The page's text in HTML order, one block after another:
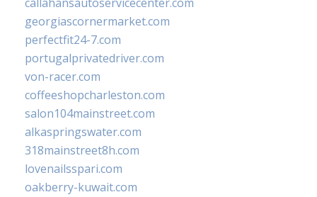
georgiascornermarket.com
perfectfit24-7.com
portugalprivatedriver.com
von-racer.com
coffeeshopcharleston.com
salon104mainstreet.com
alkaspringswater.com
318mainstreet8h.com
lovenailsspari.com
oakberry-kuwait.com